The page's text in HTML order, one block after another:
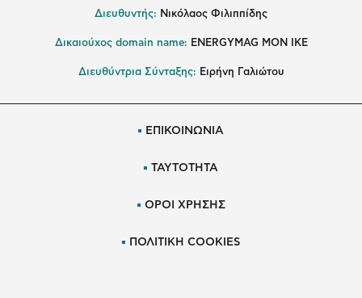
Διευθυντής: Νικόλαος Φιλιππίδης
Δικαιούχος domain name: ENERGYMAG ΜΟΝ ΙΚΕ
Διευθύντρια Σύνταξης: Ειρήνη Γαλιώτου
ΕΠΙΚΟΙΝΩΝΙΑ
ΤΑΥΤΟΤΗΤΑ
ΟΡΟΙ ΧΡΗΣΗΣ
ΠΟΛΙΤΙΚΗ COOKIES